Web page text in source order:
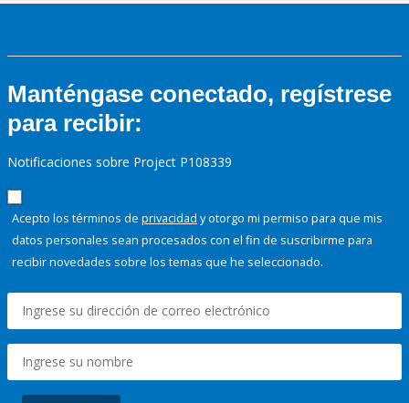
Manténgase conectado, regístrese
para recibir:
Notificaciones sobre Project P108339
Acepto los términos de privacidad y otorgo mi permiso para que mis
datos personales sean procesados con el fin de suscribirme para
recibir novedades sobre los temas que he seleccionado.